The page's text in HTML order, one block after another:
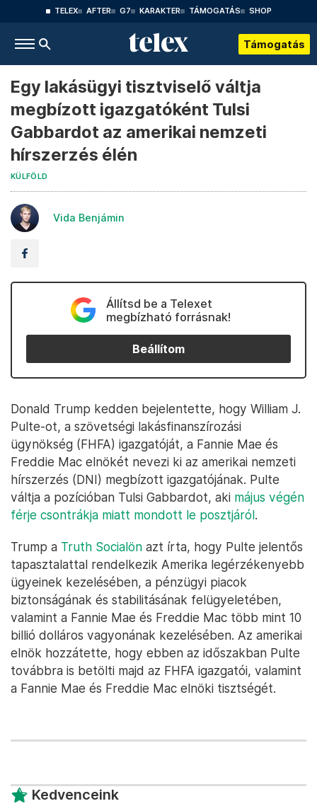
TELEX AFTER G7 KARAKTER TÁMOGATÁS SHOP
Támogatás
Egy lakásügyi tisztviselő váltja
megbízott igazgatóként Tulsi
Gabbardot az amerikai nemzeti
hírszerzés élén
KÜLFÖLD
Vida Benjámin
Állítsd be a Telexet
megbízható forrásnak!
Beállítom
Donald Trump kedden bejelentette, hogy William J.
Pulte-ot, a szövetségi lakásfinanszírozási
ügynökség (FHFA) igazgatóját, a Fannie Mae és
Freddie Mac elnökét nevezi ki az amerikai nemzeti
hírszerzés (DNI) megbízott igazgatójának. Pulte
váltja a pozícióban Tulsi Gabbardot, aki május végén
férje csontrákja miatt mondott le posztjáról.
Trump a Truth Socialön azt írta, hogy Pulte jelentős
tapasztalattal rendelkezik Amerika legérzékenyebb
ügyeinek kezelésében, a pénzügyi piacok
biztonságának és stabilitásának felügyeletében,
valamint a Fannie Mae és Freddie Mac több mint 10
billió dolláros vagyonának kezelésében. Az amerikai
elnök hozzátette, hogy ebben az időszakban Pulte
továbbra is betölti majd az FHFA igazgatói, valamint
a Fannie Mae és Freddie Mac elnöki tisztségét.
Kedvenceink